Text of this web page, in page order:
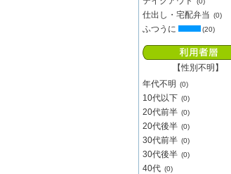
仕出し・宅配弁当 (0)
ふつうに (20)
【性別不明】
年代不明
(0)
10代以下 (0)
20代前半 (0)
20代後半 (0)
30代前半 (0)
30代後半 (0)
40代 (0)